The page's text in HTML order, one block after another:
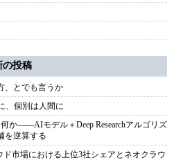
の投稿
、とでも言うか
、個別は人間に
か――AIモデル＋Deep Researchアルゴリズ
を逆算する
市場における上位3社シェアとネオクラウ